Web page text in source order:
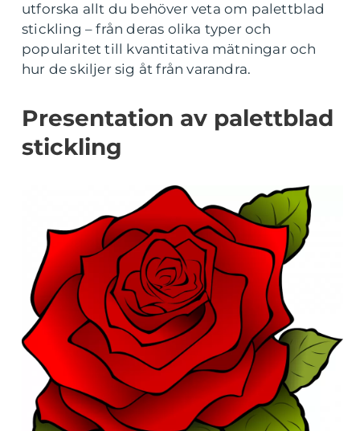
utforska allt du behöver veta om palettblad
stickling – från deras olika typer och
popularitet till kvantitativa mätningar och
hur de skiljer sig åt från varandra.
Presentation av palettblad
stickling